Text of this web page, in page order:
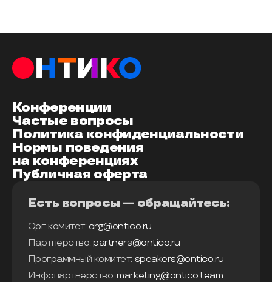
Конференции
Частые вопросы
Политика конфиденциальности
Нормы поведения
на конференциях
Публичная оферта
Есть вопросы — обращайтесь:
Орг. комитет: org@ontico.ru
Партнерство: partners@ontico.ru
Программный комитет: speakers@ontico.ru
Инфопартнерство: marketing@ontico.team